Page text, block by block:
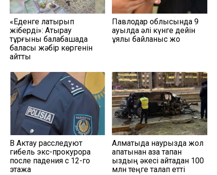
«Еденге лақтырып
жіберді»: Атырау
тұрғыны балабақшада
баласы жәбір көргенін
айтты
Павлодар облысында 9
ауылда әлі күнге дейін
ұялы байланыс жоқ
В Актау расследуют
гибель экс-прокурора
после падения с 12-го
этажа
Алматыда наурызда жол
апатынан қаза тапқан
қыздың әкесі қайтадан 100
млн теңге талап етті